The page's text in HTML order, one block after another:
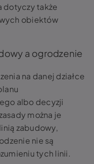
dotyczy także
obiektów
a ogrodzenie
na danej działce
albo decyzji
można je
zabudowy,
nie są
tych linii.